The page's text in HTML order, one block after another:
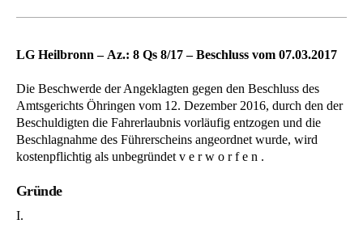
LG Heilbronn – Az.: 8 Qs 8/17 – Beschluss vom 07.03.2017
Die Beschwerde der Angeklagten gegen den Beschluss des
Amtsgerichts Öhringen vom 12. Dezember 2016, durch den der
Beschuldigten die Fahrerlaubnis vorläufig entzogen und die
Beschlagnahme des Führerscheins angeordnet wurde, wird
kostenpflichtig als unbegründet v e r w o r f e n .
Gründe
I.